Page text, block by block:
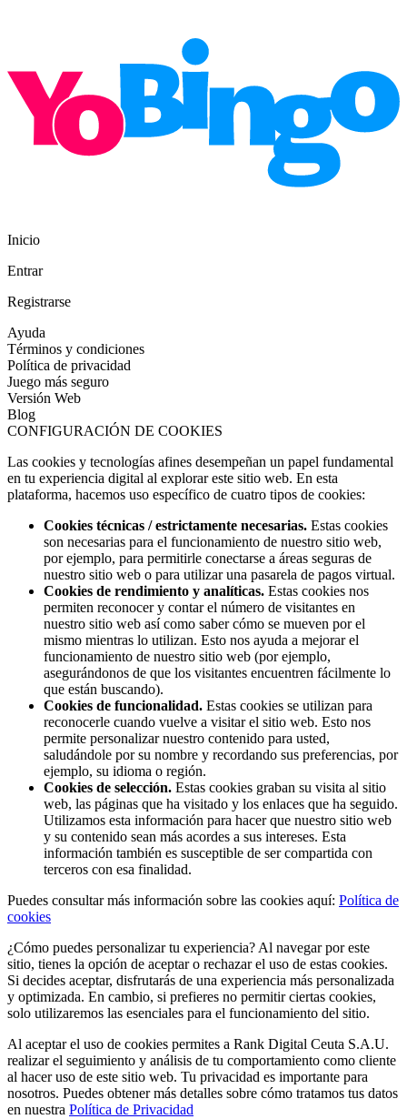
Inicio
Entrar
Registrarse
Ayuda
Términos y condiciones
Política de privacidad
Juego más seguro
Versión Web
Blog
CONFIGURACIÓN DE COOKIES
Las cookies y tecnologías afines desempeñan un papel fundamental
en tu experiencia digital al explorar este sitio web. En esta
plataforma, hacemos uso específico de cuatro tipos de cookies:
Cookies técnicas / estrictamente necesarias. Estas cookies
son necesarias para el funcionamiento de nuestro sitio web,
por ejemplo, para permitirle conectarse a áreas seguras de
nuestro sitio web o para utilizar una pasarela de pagos virtual.
Cookies de rendimiento y analíticas. Estas cookies nos
permiten reconocer y contar el número de visitantes en
nuestro sitio web así como saber cómo se mueven por el
mismo mientras lo utilizan. Esto nos ayuda a mejorar el
funcionamiento de nuestro sitio web (por ejemplo,
asegurándonos de que los visitantes encuentren fácilmente lo
que están buscando).
Cookies de funcionalidad. Estas cookies se utilizan para
reconocerle cuando vuelve a visitar el sitio web. Esto nos
permite personalizar nuestro contenido para usted,
saludándole por su nombre y recordando sus preferencias, por
ejemplo, su idioma o región.
Cookies de selección. Estas cookies graban su visita al sitio
web, las páginas que ha visitado y los enlaces que ha seguido.
Utilizamos esta información para hacer que nuestro sitio web
y su contenido sean más acordes a sus intereses. Esta
información también es susceptible de ser compartida con
terceros con esa finalidad.
Puedes consultar más información sobre las cookies aquí: Política de
cookies
¿Cómo puedes personalizar tu experiencia? Al navegar por este
sitio, tienes la opción de aceptar o rechazar el uso de estas cookies.
Si decides aceptar, disfrutarás de una experiencia más personalizada
y optimizada. En cambio, si prefieres no permitir ciertas cookies,
solo utilizaremos las esenciales para el funcionamiento del sitio.
Al aceptar el uso de cookies permites a Rank Digital Ceuta S.A.U.
realizar el seguimiento y análisis de tu comportamiento como cliente
al hacer uso de este sitio web. Tu privacidad es importante para
nosotros. Puedes obtener más detalles sobre cómo tratamos tus datos
en nuestra Política de Privacidad